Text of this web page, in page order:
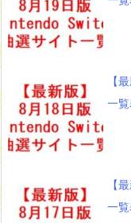
【
一覧
【
一覧